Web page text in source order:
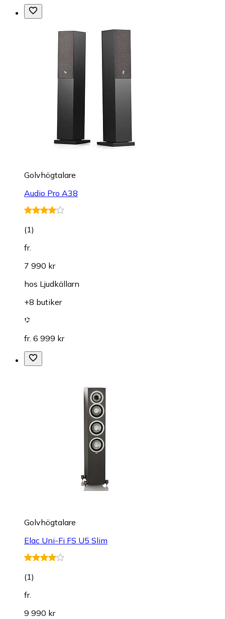
Golvhögtalare
Audio Pro A38
(1)
fr.
7 990 kr
hos Ljudkällarn
+8 butiker
fr. 6 999 kr
Golvhögtalare
Elac Uni-Fi FS U5 Slim
(1)
fr.
9 990 kr